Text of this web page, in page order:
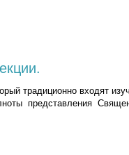
традиционно входят
представления